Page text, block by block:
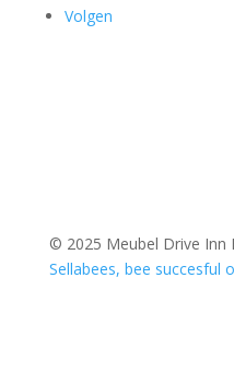
Volgen
© 2025 Meubel Drive Inn
Sellabees, bee succesful